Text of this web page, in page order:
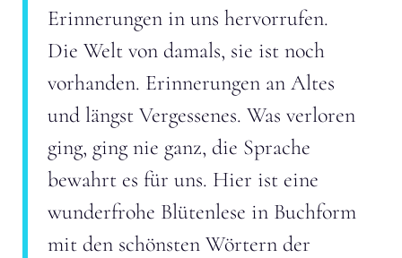
Erinnerungen in uns hervorrufen.
Die Welt von damals, sie ist noch
vorhanden. Erinnerungen an Altes
und längst Vergessenes. Was verloren
ging, ging nie ganz, die Sprache
bewahrt es für uns. Hier ist eine
wunderfrohe Blütenlese in Buchform
mit den schönsten Wörtern der